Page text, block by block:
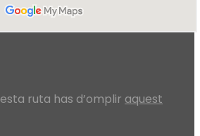
ruta has d’omplir aquest